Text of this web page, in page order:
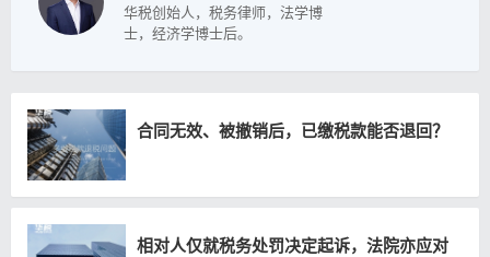
华税创始人，税务律师，法学博
士，经济学博士后。
合同无效、被撤销后，已缴税款能否退回？
相对人仅就税务处罚决定起诉，法院亦应对